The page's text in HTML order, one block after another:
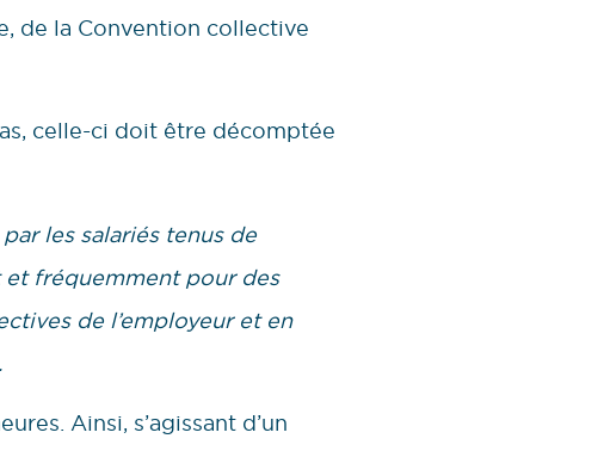
de la Convention collective
celle-ci doit être décomptée
les salariés tenus de
et fréquemment pour des
de l’employeur et en
Ainsi, s’agissant d’un